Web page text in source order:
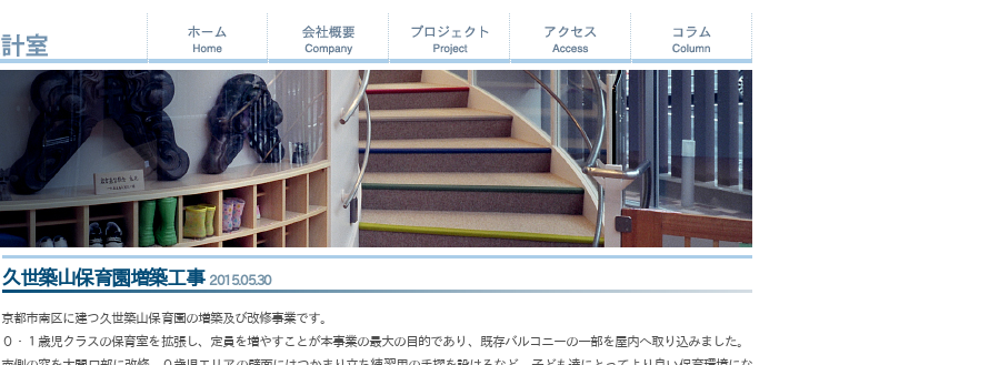
久世築山保育園増築工事 2015.05.30
京都市南区に建つ久世築山保育園の増築及び改修事業です。
０・１歳児クラスの保育室を拡張し、定員を増やすことが本事業の最大の目的であり、既存バルコニーの一部を屋内へ取り込みました。